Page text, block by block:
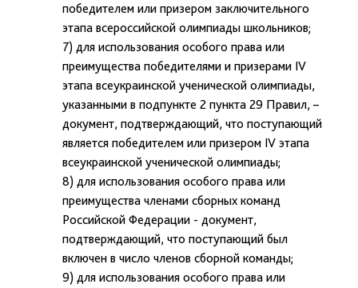
победителем или призером заключительного
этапа всероссийской олимпиады школьников;
7) для использования особого права или
преимущества победителями и призерами IV
этапа всеукраинской ученической олимпиады,
указанными в подпункте 2 пункта 29 Правил, –
документ, подтверждающий, что поступающий
является победителем или призером IV этапа
всеукраинской ученической олимпиады;
8) для использования особого права или
преимущества членами сборных команд
Российской Федерации - документ,
подтверждающий, что поступающий был
включен в число членов сборной команды;
9) для использования особого права или